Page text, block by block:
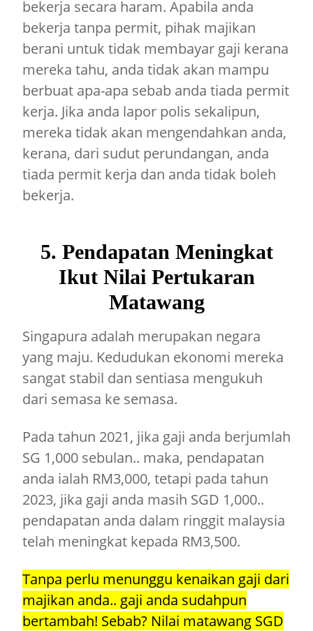
bekerja secara haram. Apabila anda
bekerja tanpa permit, pihak majikan
berani untuk tidak membayar gaji kerana
mereka tahu, anda tidak akan mampu
berbuat apa-apa sebab anda tiada permit
kerja. Jika anda lapor polis sekalipun,
mereka tidak akan mengendahkan anda,
kerana, dari sudut perundangan, anda
tiada permit kerja dan anda tidak boleh
bekerja.
5. Pendapatan Meningkat
Ikut Nilai Pertukaran
Matawang
Singapura adalah merupakan negara
yang maju. Kedudukan ekonomi mereka
sangat stabil dan sentiasa mengukuh
dari semasa ke semasa.
Pada tahun 2021, jika gaji anda berjumlah
SG 1,000 sebulan.. maka, pendapatan
anda ialah RM3,000, tetapi pada tahun
2023, jika gaji anda masih SGD 1,000..
pendapatan anda dalam ringgit malaysia
telah meningkat kepada RM3,500.
Tanpa perlu menunggu kenaikan gaji dari
majikan anda.. gaji anda sudahpun
bertambah! Sebab? Nilai matawang SGD